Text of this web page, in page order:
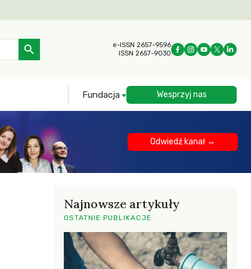
Search Button
e-ISSN 2657-9596
ISSN 2657-9030
Fundacja Wesprzyj nas
Odwiedź kanał →
Najnowsze artykuły
OSTATNIE PUBLIKACJE